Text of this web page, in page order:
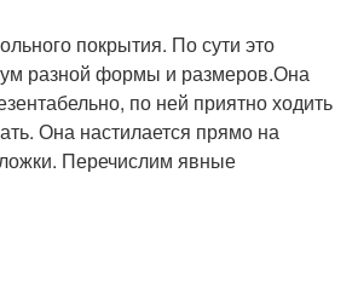
покрытия. По сути это
разной формы и размеров.Она
по ней приятно ходить
Она настилается прямо на
Перечислим явные